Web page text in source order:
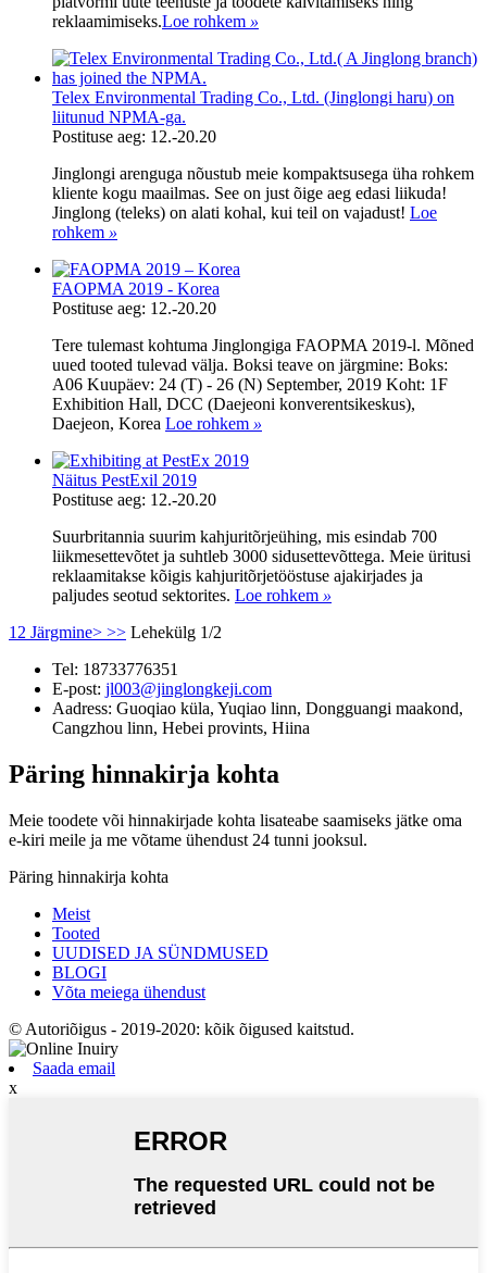
reklaamimiseks.Loe rohkem »
Telex Environmental Trading Co., Ltd. (Jinglongi haru) on
liitunud NPMA-ga.
Postituse aeg: 12.-20.20
Jinglongi arenguga nõustub meie kompaktsusega üha rohkem
kliente kogu maailmas. See on just õige aeg edasi liikuda!
Jinglong (teleks) on alati kohal, kui teil on vajadust! Loe
rohkem »
FAOPMA 2019 - Korea
Postituse aeg: 12.-20.20
Tere tulemast kohtuma Jinglongiga FAOPMA 2019-l. Mõned
uued tooted tulevad välja. Boksi teave on järgmine: Boks:
A06 Kuupäev: 24 (T) - 26 (N) September, 2019 Koht: 1F
Exhibition Hall, DCC (Daejeoni konverentsikeskus),
Daejeon, Korea Loe rohkem »
Näitus PestExil 2019
Postituse aeg: 12.-20.20
Suurbritannia suurim kahjuritõrjeühing, mis esindab 700
liikmesettevõtet ja suhtleb 3000 sidusettevõttega. Meie üritusi
reklaamitakse kõigis kahjuritõrjetööstuse ajakirjades ja
paljudes seotud sektorites. Loe rohkem »
1 2 Järgmine> >> Lehekülg 1/2
Tel: 18733776351
E-post: jl003@jinglongkeji.com
Aadress: Guoqiao küla, Yuqiao linn, Dongguangi maakond,
Cangzhou linn, Hebei provints, Hiina
Päring hinnakirja kohta
Meie toodete või hinnakirjade kohta lisateabe saamiseks jätke oma
e-kiri meile ja me võtame ühendust 24 tunni jooksul.
Päring hinnakirja kohta
Meist
Tooted
UUDISED JA SÜNDMUSED
BLOGI
Võta meiega ühendust
© Autoriõigus - 2019-2020: kõik õigused kaitstud.
Saada email
x